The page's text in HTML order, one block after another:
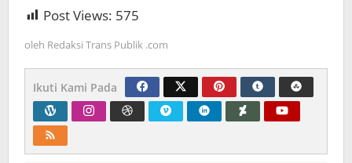
Post Views: 575
oleh Redaksi Trans Publik .com
Ikuti Kami Pada